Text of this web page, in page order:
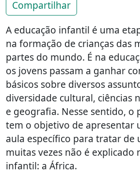
Compartilhar
A educação infantil é uma
na formação de crianças das
partes do mundo. É na
os jovens passam a ganhar
básicos sobre diversos
diversidade cultural, ciências
e geografia. Nesse sentido, o
tem o objetivo de apresentar
aula específico para tratar de
muitas vezes não é explicado
infantil: a África.